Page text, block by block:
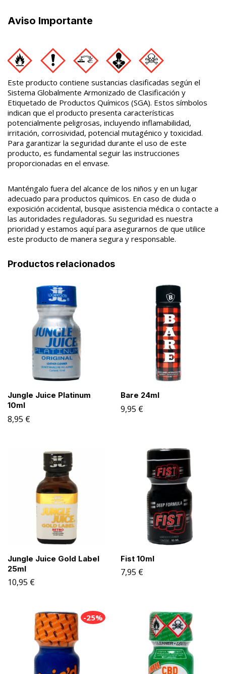
Aviso Importante
Este producto contiene sustancias clasificadas según el
Sistema Globalmente Armonizado de Clasificación y
Etiquetado de Productos Químicos (SGA). Estos símbolos
indican que el producto presenta características
potencialmente peligrosas, incluyendo inflamabilidad,
irritación, corrosividad, potencial mutagénico y toxicidad.
Para garantizar la seguridad durante el uso de este
producto, es fundamental seguir las instrucciones
proporcionadas en el envase.
Manténgalo fuera del alcance de los niños y en un lugar
adecuado para productos químicos. En caso de duda o
exposición accidental, busque asistencia médica o contacte a
las autoridades reguladoras. Su seguridad es nuestra
prioridad y estamos aquí para asegurarnos de que utilice
este producto de manera segura y responsable.
Productos relacionados
Jungle Juice Platinum
10ml
8,95 €
Bare 24ml
9,95 €
Jungle Juice Gold Label
25ml
10,95 €
Fist 10ml
7,95 €
-25%